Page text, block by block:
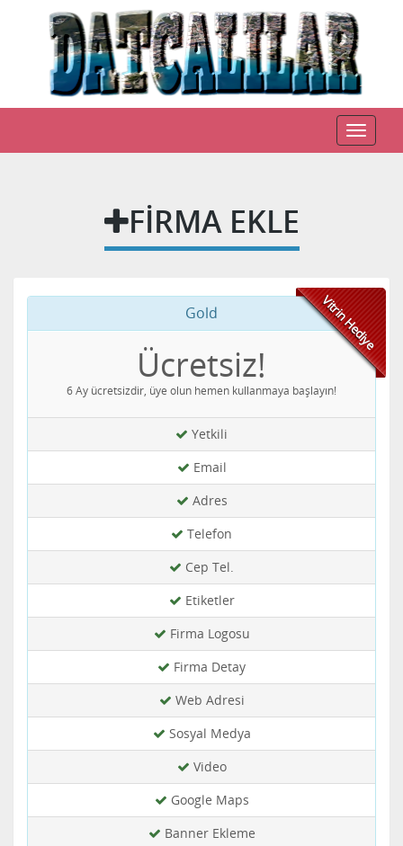
Toggle
FIRMA EKLE
Vitrin Hediye
Gold
Ücretsiz!
6 Ay ücretsizdir, üye olun hemen kullanmaya başlayın!
Yetkili
Email
Adres
Telefon
Cep Tel.
Etiketler
Firma Logosu
Firma Detay
Web Adresi
Sosyal Medya
Video
Google Maps
Banner Ekleme